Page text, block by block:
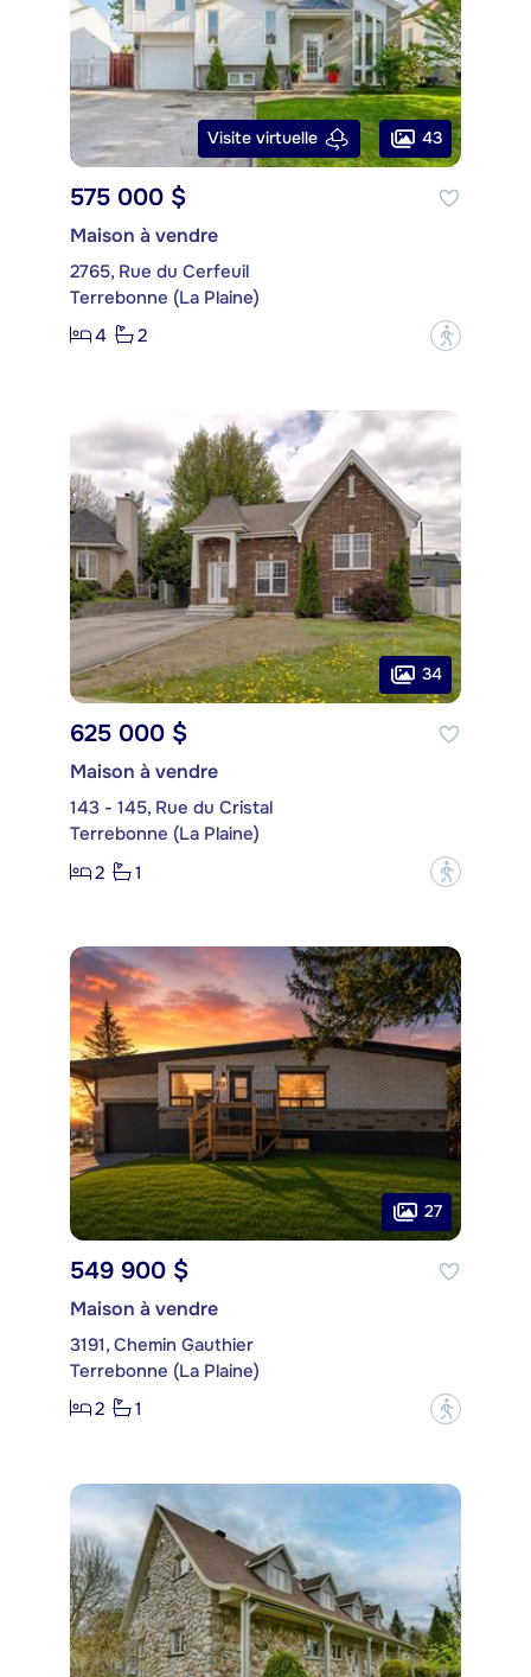
Visite virtuelle 43
575 000 $
Maison à vendre
2765, Rue du Cerfeuil
Terrebonne (La Plaine)
4
2 ?
34
625 000 $
Maison à vendre
143 - 145, Rue du Cristal
Terrebonne (La Plaine)
2
1 ?
27
549 900 $
Maison à vendre
3191, Chemin Gauthier
Terrebonne (La Plaine)
2
1 ?